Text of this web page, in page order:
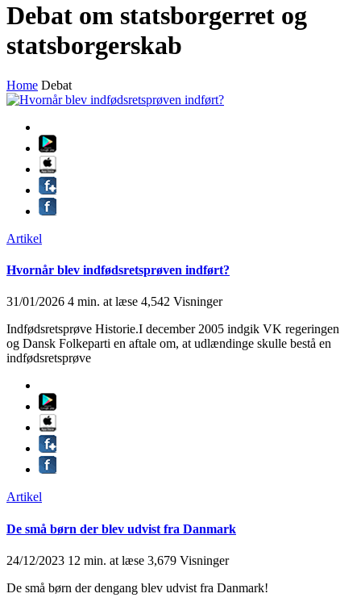
Debat om statsborgerret og
statsborgerskab
Home Debat
Artikel
Hvornår blev indfødsretsprøven indført?
31/01/2026 4 min. at læse 4,542 Visninger
Indfødsretsprøve Historie.I december 2005 indgik VK regeringen
og Dansk Folkeparti en aftale om, at udlændinge skulle bestå en
indfødsretsprøve
Artikel
De små børn der blev udvist fra Danmark
24/12/2023 12 min. at læse 3,679 Visninger
De små børn der dengang blev udvist fra Danmark!